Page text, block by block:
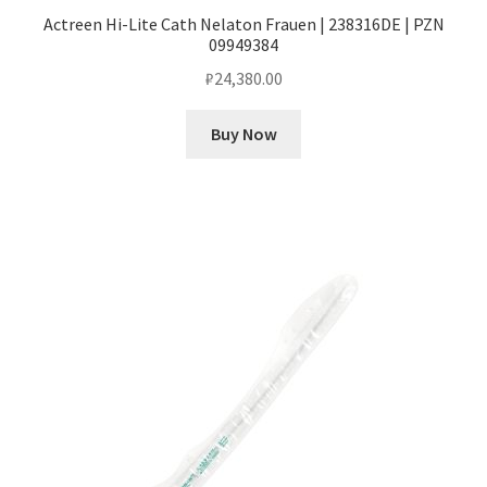
Actreen Hi-Lite Cath Nelaton Frauen | 238316DE | PZN
09949384
₽24,380.00
Buy Now